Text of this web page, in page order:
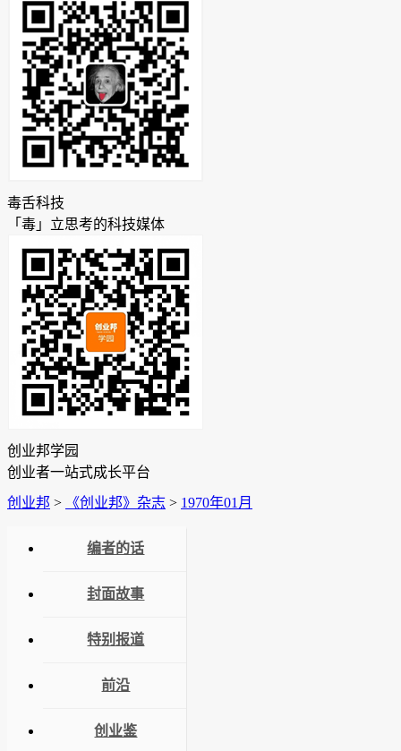
毒舌科技
「毒」立思考的科技媒体
创业邦学园
创业者一站式成长平台
创业邦 > 《创业邦》杂志 > 1970年01月
编者的话
封面故事
特别报道
前沿
创业鉴